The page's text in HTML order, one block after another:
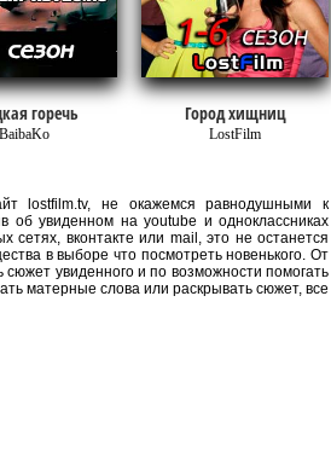
горечь
BaibaKo
Город хищниц
LostFilm
lostfilm.tv, не окажемся равнодушными к
об увиденном на youtube и одноклассниках
вконтакте или mail, это не останется
в выборе что посмотреть новенького. От
увиденного и по возможности помогать
матерные слова или раскрывать сюжет, все